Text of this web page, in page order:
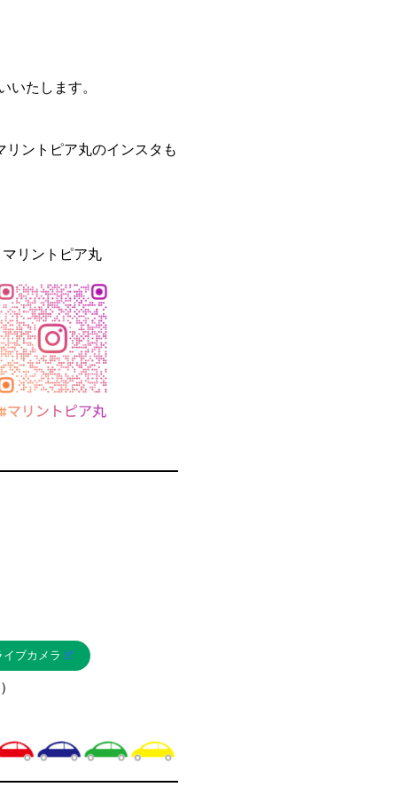
いたします。
ントピア丸のインスタも
マリントピア丸
ブカメラ